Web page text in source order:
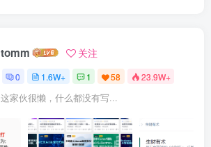
tomm 关注
0 1.6W+ 1 58 23.9W+
这家伙很懒，什么都没有写...